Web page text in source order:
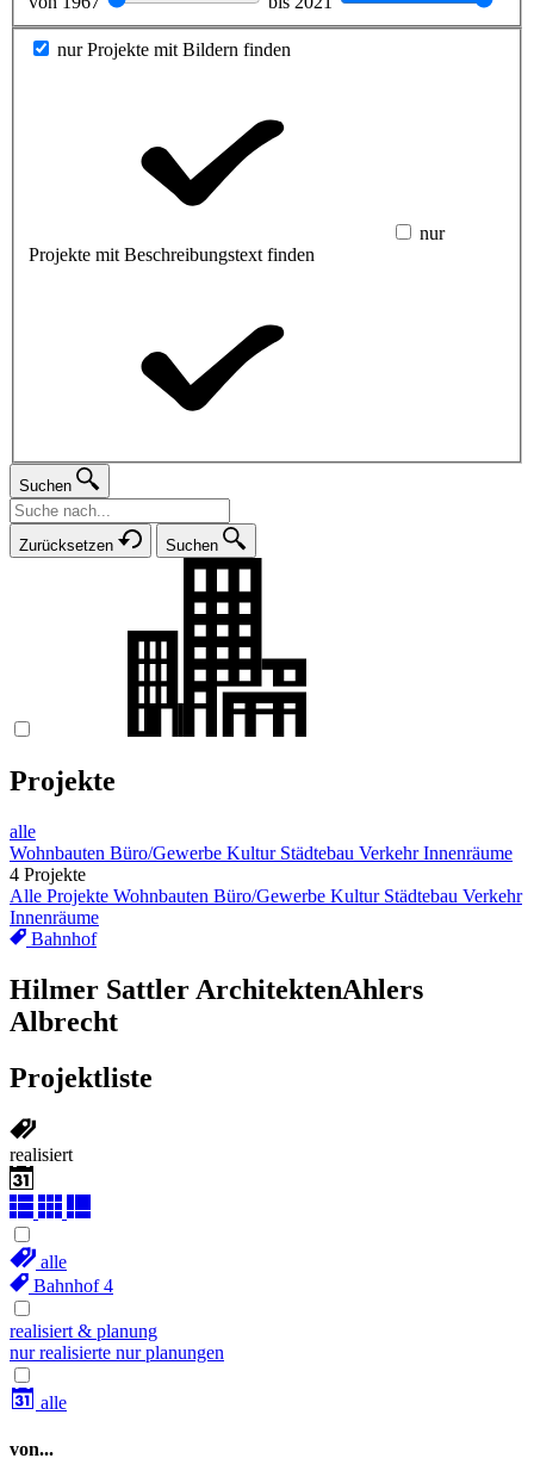
nur Projekte mit Bildern finden
nur
Projekte mit Beschreibungstext finden
Suchen
Zurücksetzen Suchen
Projekte
alle
Wohnbauten Büro/Gewerbe Kultur Städtebau VerkehrInnenräume
4 Projekte
Alle Projekte Wohnbauten Büro/Gewerbe Kultur Städtebau Verkehr
Innenräume
Bahnhof
Hilmer Sattler ArchitektenAhlers
Albrecht
Projektliste
realisiert
alle
Bahnhof4
realisiert & planung
nur realisierte nur planungen
alle
von...